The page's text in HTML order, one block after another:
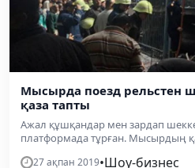
Мысырда поезд рельстен
қаза тапты
Ажал құшқандар мен зардап
платформада тұрған. Мысырдың
27 ақпан 2019•Шоу-бизнес